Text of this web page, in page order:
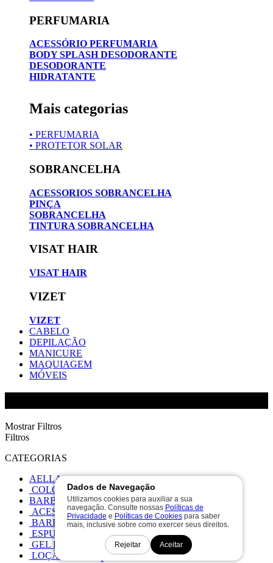
PERFUMARIA
ACESSÓRIO PERFUMARIA
BODY SPLASH DESODORANTE
DESODORANTE
HIDRATANTE
Mais categorias
• PERFUMARIA
• PROTETOR SOLAR
SOBRANCELHA
ACESSORIOS SOBRANCELHA
PINÇA
SOBRANCELHA
TINTURA SOBRANCELHA
VISAT HAIR
VISAT HAIR
VIZET
VIZET
CABELO
DEPILAÇÃO
MANICURE
MAQUIAGEM
MÓVEIS
Mostrar Filtros
Filtros
CATEGORIAS
AELLA
COLORAÇAO
BARBEARIA
ACESSÓRIOS BARBEARIA
BARBEARIA
ESPUMA CREME BARBEARIA
GEL BARBEARIA
LOÇÃO BARBEARIA
Dados de Navegação
Utilizamos cookies para auxiliar a sua
navegação. Consulte nossas Políticas de
Privacidade e Políticas de Cookiespara saber
mais, inclusive sobre como exercer seus direitos.
Rejeitar Aceitar